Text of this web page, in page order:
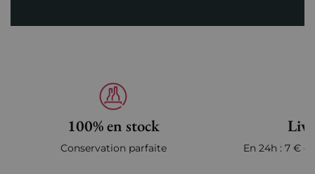
100% en stock
Conservation parfaite En 24h : 7 €